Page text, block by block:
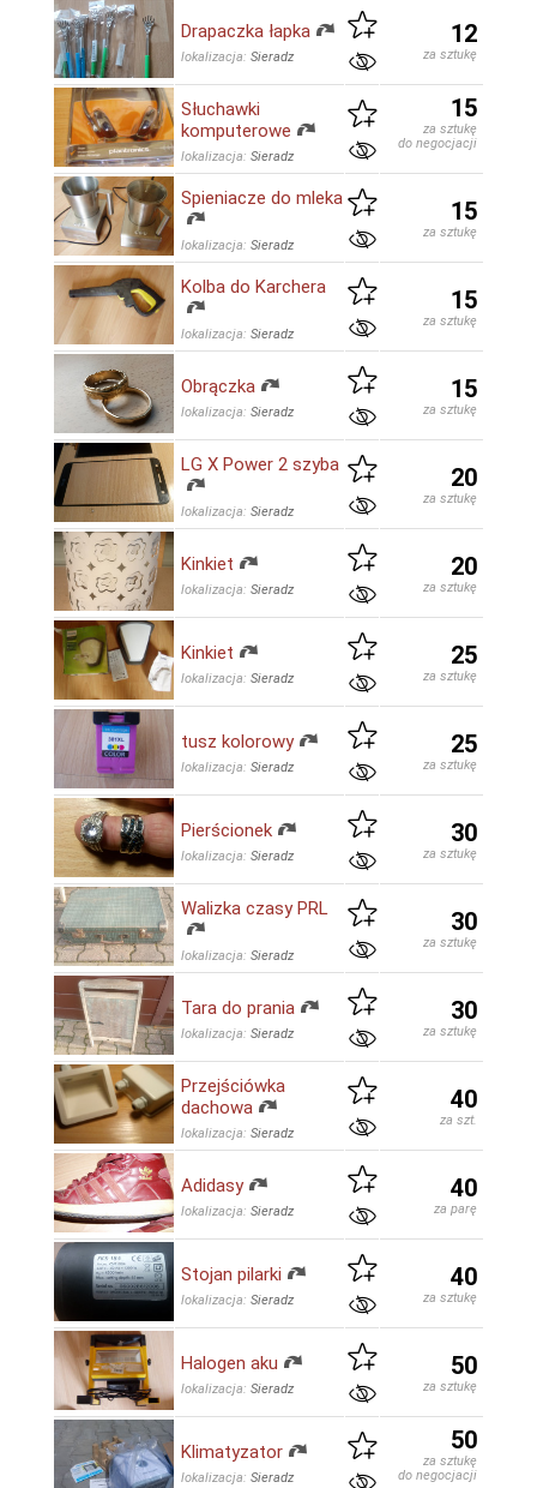
Drapaczka łapka
lokalizacja: Sieradz
12
za sztukę
Słuchawki
komputerowe
lokalizacja: Sieradz
15
za sztukę
do negocjacji
Spieniacze do mleka
lokalizacja: Sieradz
15
za sztukę
Kolba do Karchera
lokalizacja: Sieradz
15
za sztukę
Obrączka
lokalizacja: Sieradz
15
za sztukę
LG X Power 2 szyba
lokalizacja: Sieradz
20
za sztukę
Kinkiet
lokalizacja: Sieradz
20
za sztukę
Kinkiet
lokalizacja: Sieradz
25
za sztukę
tusz kolorowy
lokalizacja: Sieradz
25
za sztukę
Pierścionek
lokalizacja: Sieradz
30
za sztukę
Walizka czasy PRL
lokalizacja: Sieradz
30
za sztukę
Tara do prania
lokalizacja: Sieradz
30
za sztukę
Przejściówka
dachowa
lokalizacja: Sieradz
40
za szt.
Adidasy
lokalizacja: Sieradz
40
za parę
Stojan pilarki
lokalizacja: Sieradz
40
za sztukę
Halogen aku
lokalizacja: Sieradz
50
za sztukę
Klimatyzator
lokalizacja: Sieradz
50
za sztukę
do negocjacji